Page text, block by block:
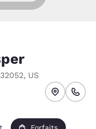
32052, US